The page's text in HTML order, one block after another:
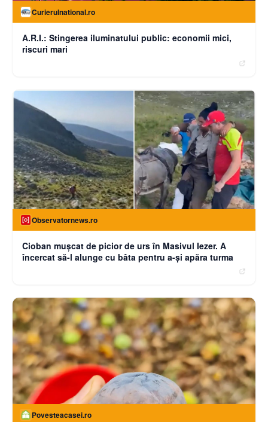
Curierulnational.ro
A.R.I.: Stingerea iluminatului public: economii mici,
riscuri mari
Observatornews.ro
Cioban muşcat de picior de urs în Masivul Iezer. A
încercat să-l alunge cu bâta pentru a-şi apăra turma
Povesteacasei.ro